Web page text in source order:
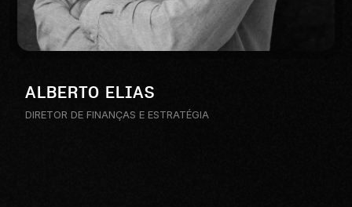
ALBERTO ELIAS
DIRETOR DE FINANÇAS E ESTRATÉGIA